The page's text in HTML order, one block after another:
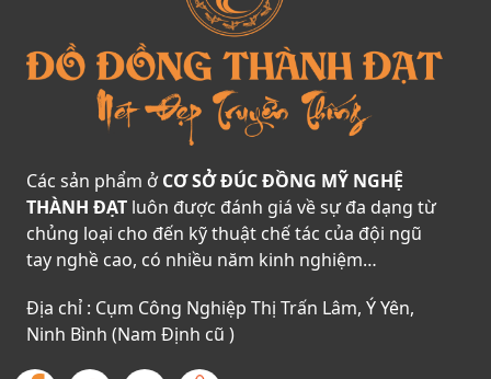
Các sản phẩm ởCƠ SỞ ĐÚC ĐỒNG MỸ NGHỆ
THÀNH ĐẠT luôn được đánh giá về sự đa dạng từ
chủng loại cho đến kỹ thuật chế tác của đội ngũ
tay nghề cao, có nhiều năm kinh nghiệm…
Địa chỉ : Cụm Công Nghiệp Thị Trấn Lâm, Ý Yên,
Ninh Bình (Nam Định cũ )